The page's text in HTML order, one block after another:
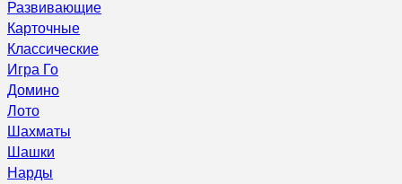
Развивающие
Карточные
Классические
Игра Го
Домино
Лото
Шахматы
Шашки
Нарды